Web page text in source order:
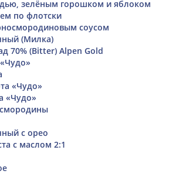
зелёным горошком и яблоком
по флотски
соусом
(Милка)
70% (Bitter) Alpen Gold
«Чудо»
«Чудо»
с орео
с маслом 2:1